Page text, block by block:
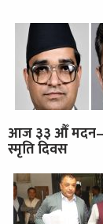
आज ३३ औँ
स्मृति दिवस